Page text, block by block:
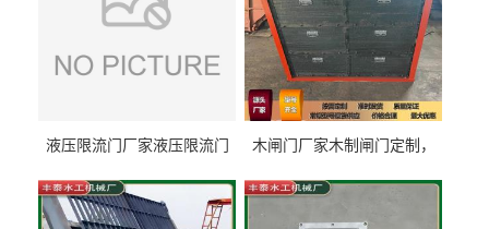
液压限流门厂家液压限流门
泰制造
木闸门厂家木制闸门定制，
型号齐全